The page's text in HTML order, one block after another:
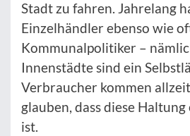
Stadt zu fahren. Jahrelang
Einzelhändler ebenso wie
Kommunalpolitiker –
Innenstädte sind ein
Verbraucher kommen
glauben, dass diese Haltung
ist.